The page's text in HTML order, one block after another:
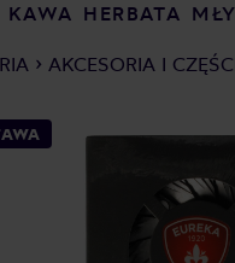
KAWA HERBATA
AKCESORIA I